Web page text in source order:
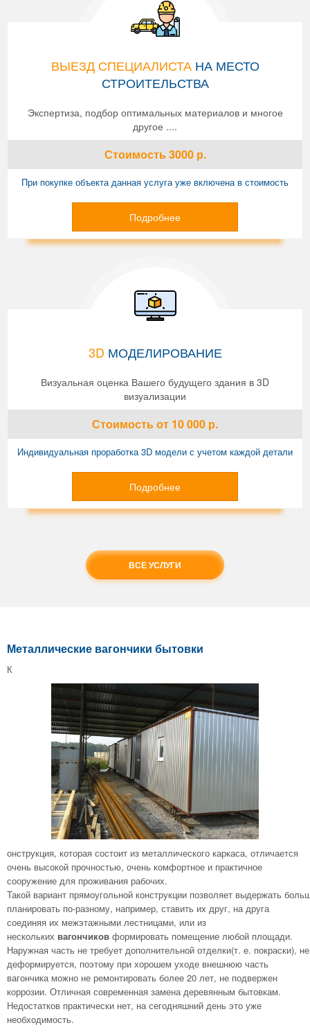
ВЫЕЗД СПЕЦИАЛИСТАНА МЕСТО
СТРОИТЕЛЬСТВА
Экспертиза, подбор оптимальных материалов и многое
другое ....
Стоимость3000р.
При покупке объекта данная услуга уже включена в стоимость
Подробнее
3D МОДЕЛИРОВАНИЕ
Визуальная оценка Вашего будущего здания в 3D
визуализации
Стоимостьот 10 000 р.
Индивидуальная проработка 3D модели с учетом каждой детали
Подробнее
ВСЕ УСЛУГИ
Металлические вагончики бытовки
К
онструкция, которая состоит из металлического каркаса, отличается
очень высокой прочностью, очень комфортное и практичное
сооружение для проживания рабочих.
Такой вариант прямоугольной конструкции позволяет выдержать
планировать по-разному, например, ставить их друг, на друга
соединяя их межэтажными лестницами, или из
нескольких вагончиков формировать помещение любой площади.
Наружная часть не требует дополнительной отделки(т. е. покраски), не
деформируется, поэтому при хорошем уходе внешнюю часть
вагончика можно не ремонтировать более 20 лет, не подвержен
коррозии. Отличная современная замена деревянным бытовкам.
Недостатков практически нет, на сегодняшний день это уже
необходимость.